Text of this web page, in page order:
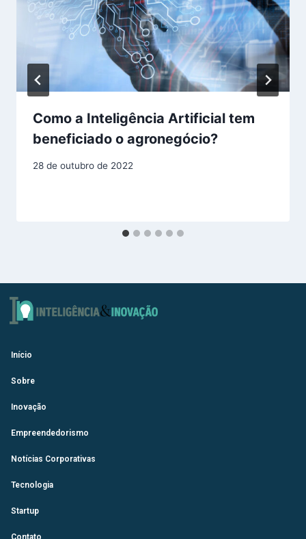
Como a Inteligência Artificial tem
beneficiado o agronegócio?
28 de outubro de 2022
Início
Sobre
Inovação
Empreendedorismo
Notícias Corporativas
Tecnologia
Startup
Contato